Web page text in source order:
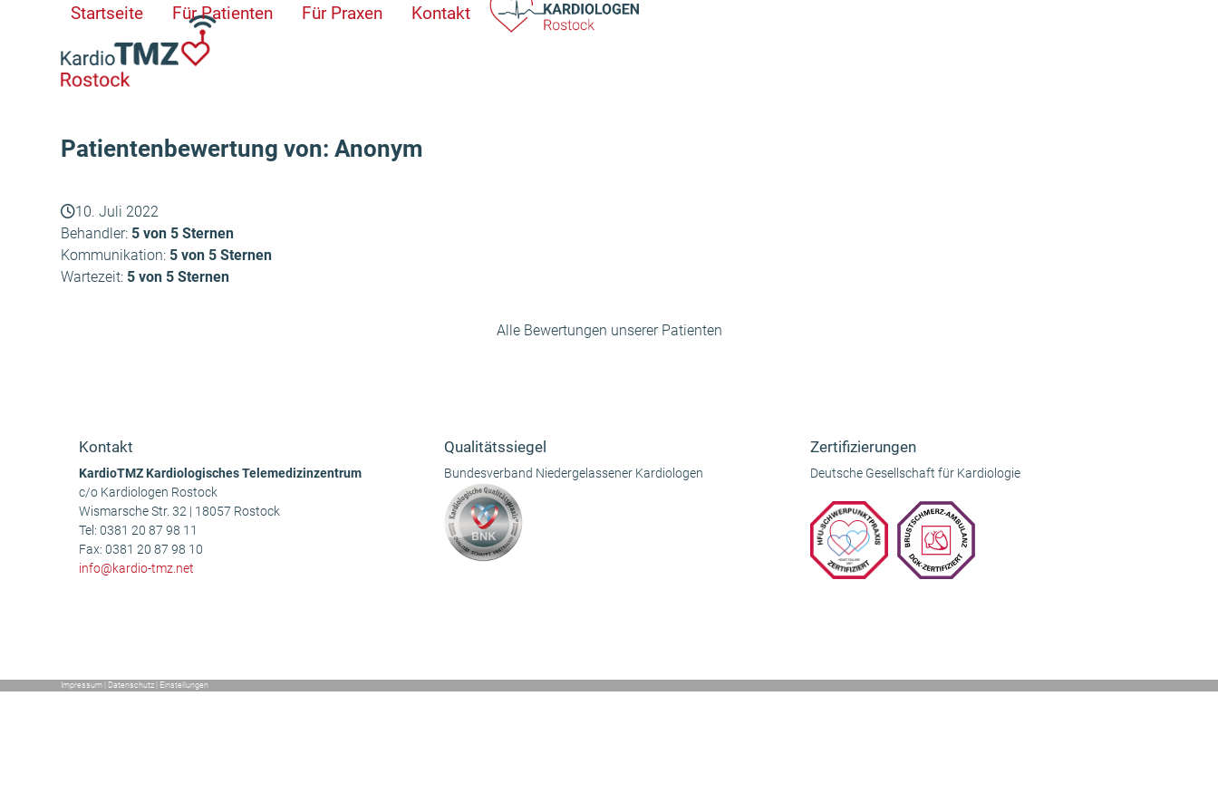
Startseite Für Patienten Für Praxen Kontakt
Patientenbewertung von: Anonym
10. Juli 2022
Behandler: 5 von 5 Sternen
Kommunikation: 5 von 5 Sternen
Wartezeit: 5 von 5 Sternen
Alle Bewertungen unserer Patienten
Kontakt
KardioTMZ Kardiologisches Telemedizinzentrum
c/o Kardiologen Rostock
Wismarsche Str. 32 | 18057 Rostock
Tel:0381 20 87 98 11
Fax: 0381 20 87 98 10
info@kardio-tmz.net
Qualitätssiegel
Bundesverband Niedergelassener Kardiologen
Zertifizierungen
Deutsche Gesellschaft für Kardiologie
Impressum Datenschutz Einstellungen